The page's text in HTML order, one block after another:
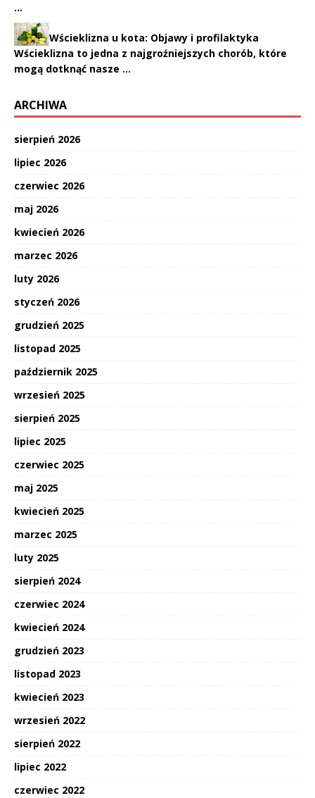
…
Wścieklizna u kota: Objawy i profilaktyka
Wścieklizna to jedna z najgroźniejszych chorób, które
mogą dotknąć nasze …
ARCHIWA
sierpień 2026
lipiec 2026
czerwiec 2026
maj 2026
kwiecień 2026
marzec 2026
luty 2026
styczeń 2026
grudzień 2025
listopad 2025
październik 2025
wrzesień 2025
sierpień 2025
lipiec 2025
czerwiec 2025
maj 2025
kwiecień 2025
marzec 2025
luty 2025
sierpień 2024
czerwiec 2024
kwiecień 2024
grudzień 2023
listopad 2023
kwiecień 2023
wrzesień 2022
sierpień 2022
lipiec 2022
czerwiec 2022